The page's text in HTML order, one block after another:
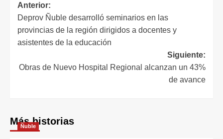
Anterior:
Deprov Ñuble desarrolló seminarios en las
provincias de la región dirigidos a docentes y
asistentes de la educación
Siguiente:
Obras de Nuevo Hospital Regional alcanzan un 43%
de avance
Más historias
Ñuble